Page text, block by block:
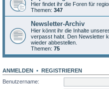
Hier findet ihr die Foren für
Themen: 347
Newsletter-Archiv
Hier könnt ihr die Inhalte
verpasst habt. Den Newsletter
wieder abbestellen.
Themen: 75
ANMELDEN • REGISTRIEREN
Benutzername: